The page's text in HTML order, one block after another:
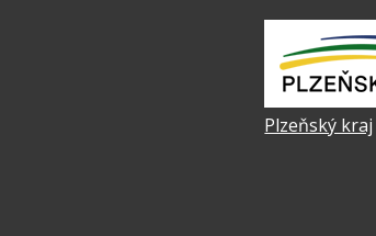
Plzeňský kraj